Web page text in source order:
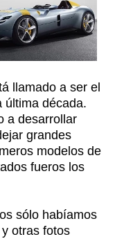
llamado a ser el
última década.
a desarrollar
grandes
modelos de
fueros los
sólo habíamos
otras fotos